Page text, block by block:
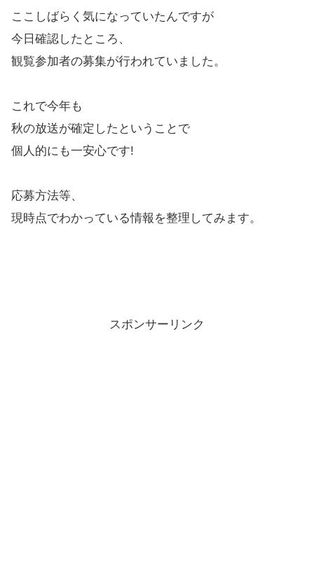
ここしばらく気になっていたんですが
今日確認したところ、
観覧参加者の募集が行われていました。
これで今年も
秋の放送が確定したということで
個人的にも一安心です!
応募方法等、
現時点でわかっている情報を整理してみます。
スポンサーリンク